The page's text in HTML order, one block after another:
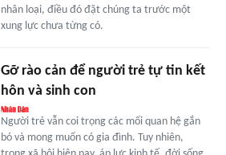
nhân loại, điều đó đặt chúng ta trước một
xung lực chưa từng có.
Gỡ rào cản để người trẻ tự tin kết
hôn và sinh con
Người trẻ vẫn coi trọng các mối quan hệ gắn
bó và mong muốn có gia đình. Tuy nhiên,